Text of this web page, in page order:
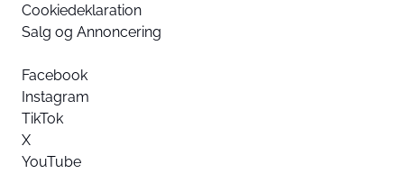
Cookiedeklaration
Salg og Annoncering
Facebook
Instagram
TikTok
X
YouTube